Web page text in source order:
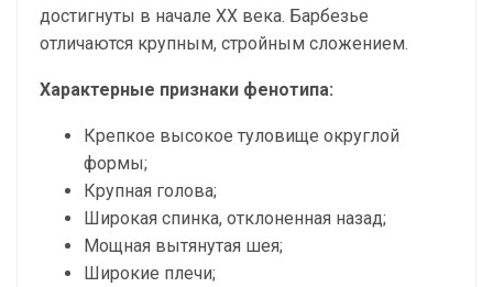
достигнуты в начале XX века. Барбезье
отличаются крупным, стройным сложением.
Характерные признаки фенотипа:
Крепкое высокое туловище округлой
формы;
Крупная голова;
Широкая спинка, отклоненная назад;
Мощная вытянутая шея;
Широкие плечи;